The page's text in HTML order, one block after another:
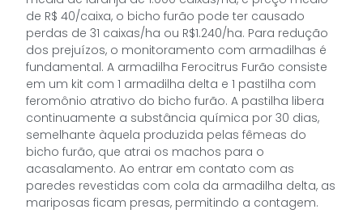
de R$ 40/caixa, o bicho furão pode ter causado
perdas de 31 caixas/ha ou R$1.240/ha. Para redução
dos prejuízos, o monitoramento com armadilhas é
fundamental. A armadilha Ferocitrus Furão consiste
em um kit com 1 armadilha delta e 1 pastilha com
feromônio atrativo do bicho furão. A pastilha libera
continuamente a substância química por 30 dias,
semelhante àquela produzida pelas fêmeas do
bicho furão, que atrai os machos para o
acasalamento. Ao entrar em contato com as
paredes revestidas com cola da armadilha delta, as
mariposas ficam presas, permitindo a contagem.